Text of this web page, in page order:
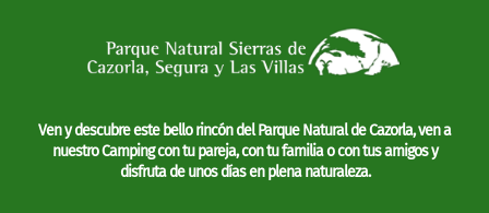
Ven y descubre este bello rincón del Parque Natural de Cazorla
Ven y descubre este bello rincón delParque Natural de Cazorla, ven a
nuestro Camping con tu pareja, con tu familia o con tus amigos y
disfruta de unos días en plena naturaleza.